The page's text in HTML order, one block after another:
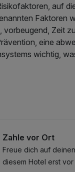
auf
Faktoren
Zeit
eine
wichtig,
Gesellschaft
Kreislaufsystem
Min.) oder ein
und Entlastung
Zahle vor Ort
Freue dich auf
diesem Hotel erst vor